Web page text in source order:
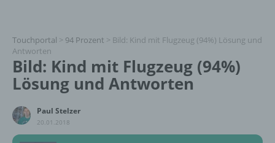
Touchportal > 94 Prozent > Bild: Kind mit Flugzeug (94%) Lösung und
Antworten
Bild: Kind mit Flugzeug (94%)
Lösung und Antworten
Paul Stelzer
20.01.2018